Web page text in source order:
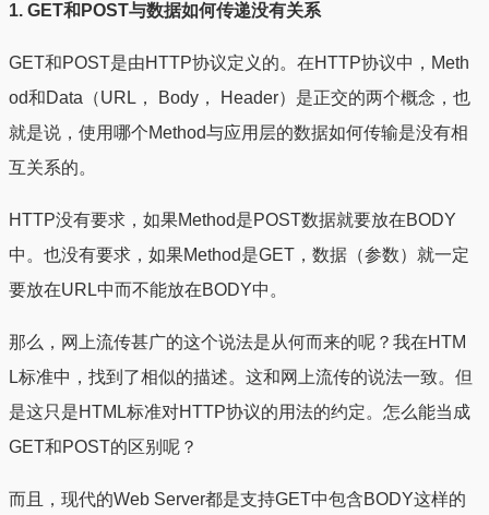
1. GET和POST与数据如何传递没有关系
GET和POST是由HTTP协议定义的。在HTTP协议中，Meth
od和Data（URL， Body， Header）是正交的两个概念，也
就是说，使用哪个Method与应用层的数据如何传输是没有相
互关系的。
HTTP没有要求，如果Method是POST数据就要放在BODY
中。也没有要求，如果Method是GET，数据（参数）就一定
要放在URL中而不能放在BODY中。
那么，网上流传甚广的这个说法是从何而来的呢？我在HTM
L标准中，找到了相似的描述。这和网上流传的说法一致。但
是这只是HTML标准对HTTP协议的用法的约定。怎么能当成
GET和POST的区别呢？
而且，现代的Web Server都是支持GET中包含BODY这样的